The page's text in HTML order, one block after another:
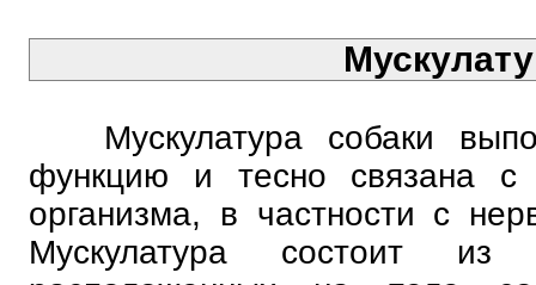
Мускулатура собаки
функцию и тесно связана с
организма, в частности с
Мускулатура состоит